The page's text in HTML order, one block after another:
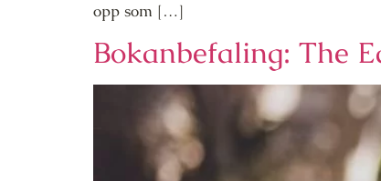
opp som […]
Bokanbefaling: The